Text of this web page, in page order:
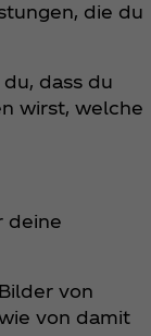
die du
dass du
wirst, welche
deine
von
von damit